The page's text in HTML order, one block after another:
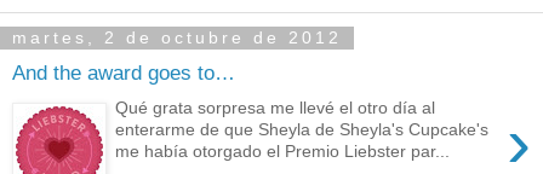
martes, 2 de octubre de 2012
And the award goes to…
›
Qué grata sorpresa me llevé el otro día al
enterarme de que Sheyla de Sheyla's Cupcake's
me había otorgado el Premio Liebster par...